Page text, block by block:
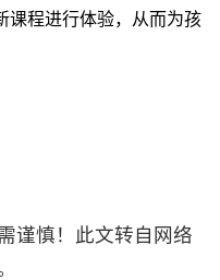
课程进行体验，从而为孩
谨慎！此文转自网络